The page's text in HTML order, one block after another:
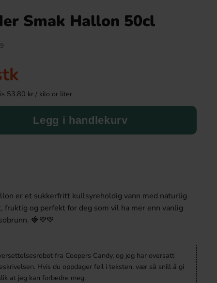
38.90 kr
Köp
179.89
Smak Hallon 50cl
53.80 kr / kilo or liter
Legg i handlekurv
er et sukkerfritt kullsyreholdig vann med naturlig
fruktig og perfekt for deg som vil ha mer enn vanlig
🍓💜💚
fra Coopers Candy, og jeg har oversatt
Hvis du oppdager feil i teksten, vær så snill å gi
at jeg kan forbedre meg.